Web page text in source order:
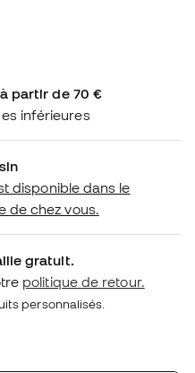
partir de 70 €
inférieures
disponible dans le
de chez vous.
gratuit.
politique de retour.
personnalisés.